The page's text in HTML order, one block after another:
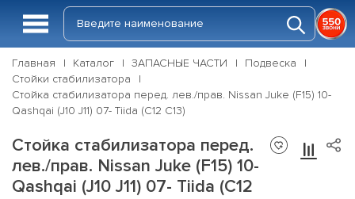
Главная Каталог ЗАПАСНЫЕ ЧАСТИ
Подвеска
Стойки стабилизатора
Стойка стабилизатора перед. лев./прав. Nissan Juke (F15) 10-
Qashqai (J10 J11) 07- Tiida (C12 C13)
Стойка стабилизатора перед.
лев./прав. Nissan Juke (F15) 10-
Qashqai (J10 J11) 07- Tiida (C12